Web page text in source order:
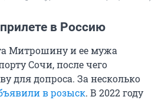
в Россию
Митрошину и ее мужа
Сочи, после чего
для допроса. За несколько
в розыск. В 2022 году